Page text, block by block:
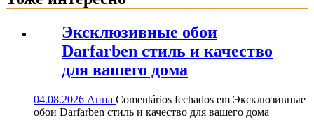
Эксклюзивные обои
Darfarben стиль и качество
для вашего дома
04.08.2026 Анна Comentários fechados em Эксклюзивные
обои Darfarben стиль и качество для вашего дома